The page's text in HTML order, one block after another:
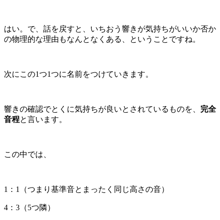
はい。で、話を戻すと、いちおう響きが気持ちがいいか否か
の物理的な理由もなんとなくある、ということですね。
次にこの1つ1つに名前をつけていきます。
響きの確認でとくに気持ちが良いとされているものを、 完全
音程と言います。
この中では、
1 ： 1 （つまり基準音とまったく同じ高さの音）
4 ： 3 （5つ隣）